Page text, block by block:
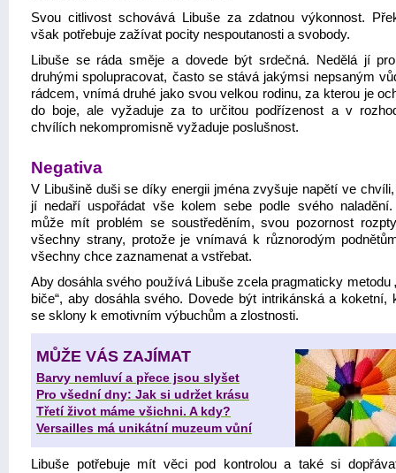
Svou citlivost schovává Libuše za zdatnou výkonnost.
však potřebuje zažívat pocity nespoutanosti a svobody.
Libuše se ráda směje a dovede být srdečná. Nedělá jí
druhými spolupracovat, často se stává jakýmsi nepsaným
rádcem, vnímá druhé jako svou velkou rodinu, za kterou je
do boje, ale vyžaduje za to určitou podřízenost a v
chvílích nekompromisně vyžaduje poslušnost.
Negativa
V Libušině duši se díky energii jména zvyšuje napětí ve
jí nedaří uspořádat vše kolem sebe podle svého naladění.
může mít problém se soustředěním, svou pozornost
všechny strany, protože je vnímavá k různorodým
všechny chce zaznamenat a vstřebat.
Aby dosáhla svého používá Libuše zcela pragmaticky metodu
biče“, aby dosáhla svého. Dovede být intrikánská a koketní,
se sklony k emotivním výbuchům a zlostnosti.
MŮŽE VÁS ZAJÍMAT
Barvy nemluví a přece jsou slyšet
Pro všední dny: Jak si udržet krásu
Třetí život máme všichni. A kdy?
Versailles má unikátní muzeum vůní
Libuše potřebuje mít věci pod kontrolou a také si